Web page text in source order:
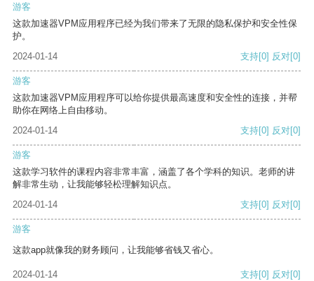
游客
这款加速器VPM应用程序已经为我们带来了无限的隐私保护和安全性保
护。
2024-01-14
支持[0] 反对[0]
游客
这款加速器VPM应用程序可以给你提供最高速度和安全性的连接，并帮
助你在网络上自由移动。
2024-01-14
支持[0] 反对[0]
游客
这款学习软件的课程内容非常丰富，涵盖了各个学科的知识。老师的讲
解非常生动，让我能够轻松理解知识点。
2024-01-14
支持[0] 反对[0]
游客
这款app就像我的财务顾问，让我能够省钱又省心。
2024-01-14 支持[0] 反对[0]